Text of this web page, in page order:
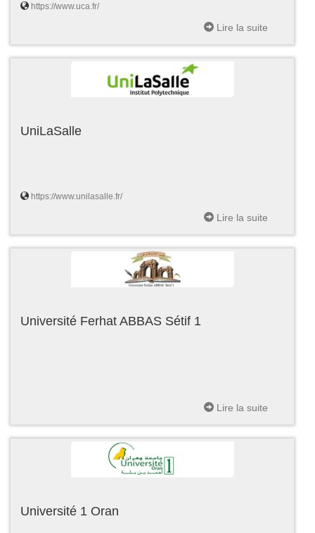
https://www.uca.fr/
Lire la suite
UniLaSalle
https://www.unilasalle.fr/
Lire la suite
Université Ferhat ABBAS Sétif 1
Lire la suite
Université 1 Oran